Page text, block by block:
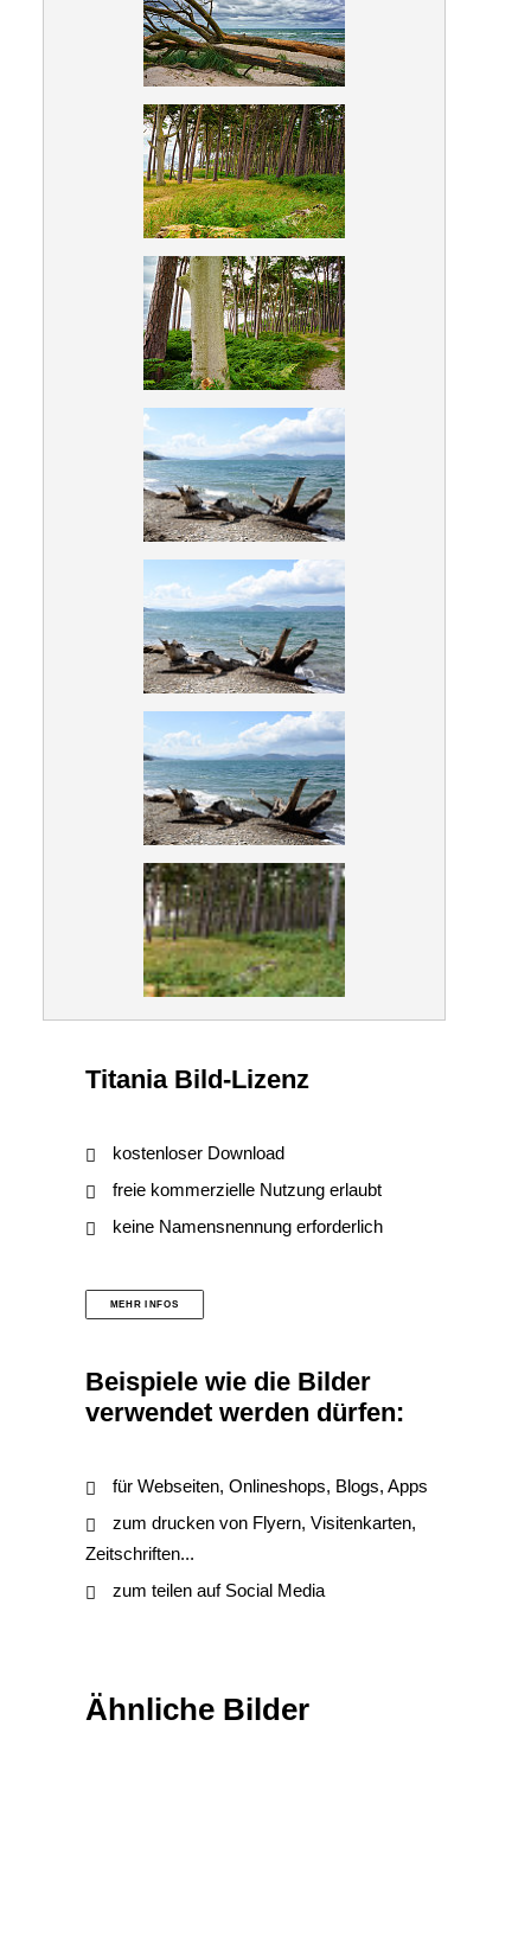
Titania Bild-Lizenz
kostenloser Download
freie kommerzielle Nutzung erlaubt
keine Namensnennung erforderlich
MEHR INFOS
Beispiele wie die Bilder
verwendet werden dürfen:
für Webseiten, Onlineshops, Blogs, Apps
zum drucken von Flyern, Visitenkarten,
Zeitschriften...
zum teilen auf Social Media
Ähnliche Bilder